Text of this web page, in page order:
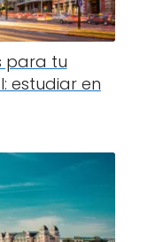
para tu
estudiar en